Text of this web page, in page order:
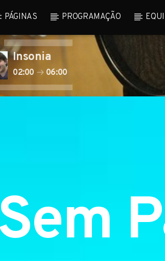
PÁGINAS PROGRAMAÇÃO
Insonia
02:00 06:00
Sem